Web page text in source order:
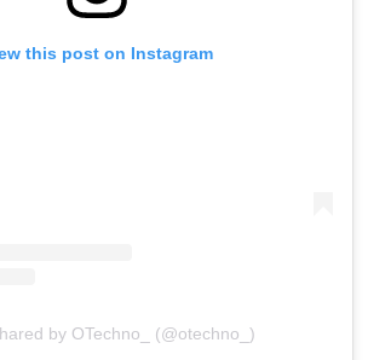
this post on Instagram
by OTechno_ (@otechno_)